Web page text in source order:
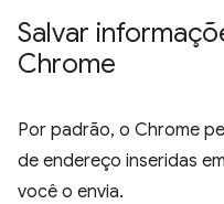
Salvar
Chrome
Por padrão, o Chrome
de endereço inseridas
você o envia.